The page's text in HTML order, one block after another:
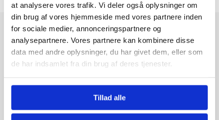
at analysere vores trafik. Vi deler også oplysninger om
din brug af vores hjemmeside med vores partnere inden
for sociale medier, annonceringspartnere og
analysepartnere. Vores partnere kan kombinere disse
data med andre oplysninger, du har givet dem, eller som
de har indsamlet fra din brug af deres tjenester.
Tillad alle
Milka Zartherb 90 g er en udsøgt mørk chokolade fra det
velkendte brand Milka, som siden 1901 har været synonym
med kvalitetschokolade. Denne variant kombinerer Milkas
karakteristiske cremede konsistens med en dyb og intens
har en perfekt balance mellem bitterhed og sødme, hvilket gør
den ideel både som en luksuriøs snack og til brug i desserter.